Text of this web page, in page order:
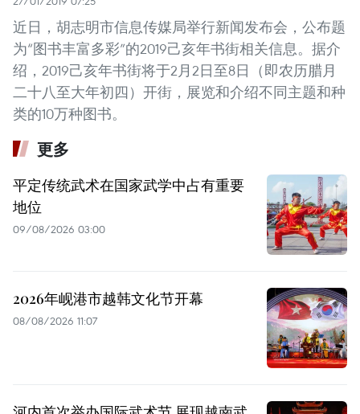
近日，胡志明市信息传媒局举行新闻发布会，公布题
为“图书丰富多彩”的2019己亥年书街相关信息。据介
绍，2019己亥年书街将于2月2日至8日（即农历腊月
二十八至大年初四）开街，展览和介绍不同主题和种
类的10万种图书。
更多
平定传统武术在国家武学中占有重要
地位
09/08/2026 03:00
2026年岘港市越韩文化节开幕
08/08/2026 11:07